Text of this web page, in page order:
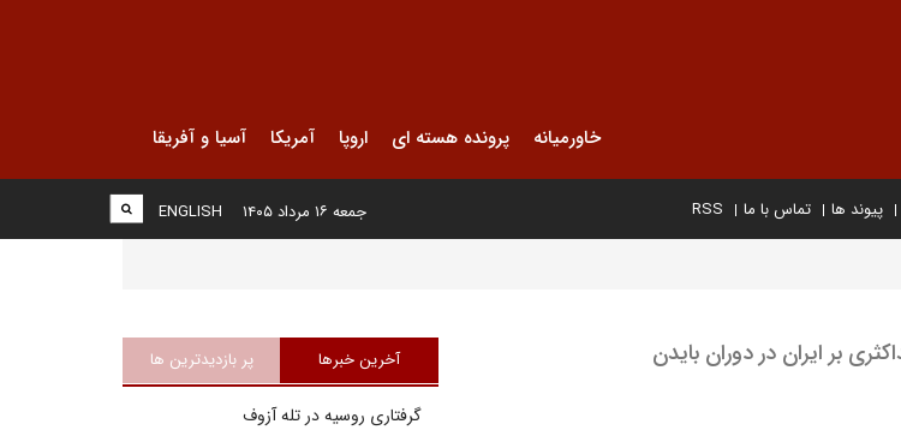
خاورمیانه پرونده هسته ای اروپا آمریکا آسیا و آفریقا
پیوند ها تماس با ما RSS
ENGLISH جمعه ۱۶ مرداد ۱۴۰۵
بر ایران در دوران بایدن آخرین خبرها پر بازدیدترین ها
گرفتاری روسیه در تله آزوف